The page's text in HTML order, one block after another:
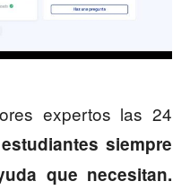
expertos las 24
estudiantes siempre
que necesitan.